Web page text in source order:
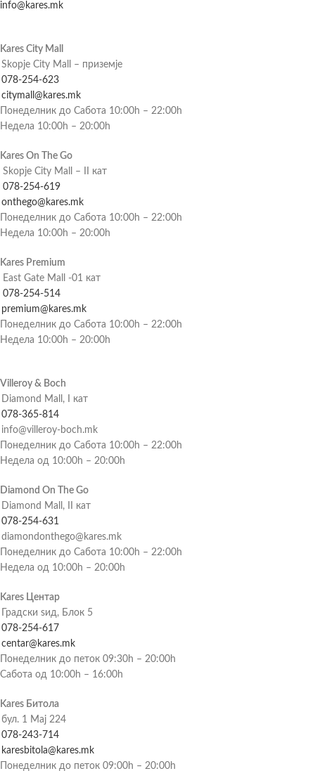
info@kares.mk
Kares City Mall
Skopje City Mall – приземје
078-254-623
citymall@kares.mk
Понеделник до Сабота 10:00h – 22:00h
Недела 10:00h – 20:00h
Kares On The Go
Skopje City Mall – II кат
078-254-619
onthego@kares.mk
Понеделник до Сабота 10:00h – 22:00h
Недела 10:00h – 20:00h
Kares Premium
East Gate Mall -01 кат
078-254-514
premium@kares.mk
Понеделник до Сабота 10:00h – 22:00h
Недела 10:00h – 20:00h
Villeroy & Boch
Diamond Mall, I кат
078-365-814
info@villeroy-boch.mk
Понеделник до Сабота 10:00h – 22:00h
Недела од 10:00h – 20:00h
Diamond On The Go
Diamond Mall, II кат
078-254-631
diamondonthego@kares.mk
Понеделник до Сабота 10:00h – 22:00h
Недела од 10:00h – 20:00h
Kares Центар
Градски ѕид, Блок 5
078-254-617
centar@kares.mk
Понеделник до петок 09:30h – 20:00h
Сабота од 10:00h – 16:00h
Kares Битола
бул. 1 Мај 224
078-243-714
karesbitola@kares.mk
Понеделник до петок 09:00h – 20:00h